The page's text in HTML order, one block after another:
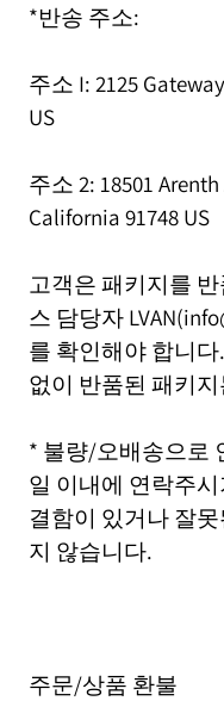
*반송 주소:
주소 I: 2125
US
주소 2: 18501
California 91748 US
고객은 패키지를
스 담당자
를 확인해야 합니
없이 반품된 패키
* 불량/오배송으로
일 이내에 연락주
결함이 있거나 잘
지 않습니다.
주문/상품 환불